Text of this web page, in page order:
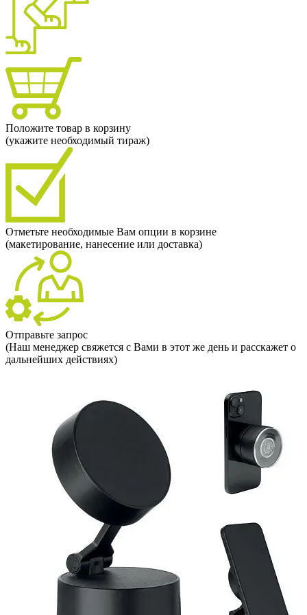
Положите товар в корзину
(укажите необходимый тираж)
Отметьте необходимые Вам опции в корзине
(макетирование, нанесение или доставка)
Отправьте запрос
(Наш менеджер свяжется с Вами в этот же день и расскажет о
дальнейших действиях)